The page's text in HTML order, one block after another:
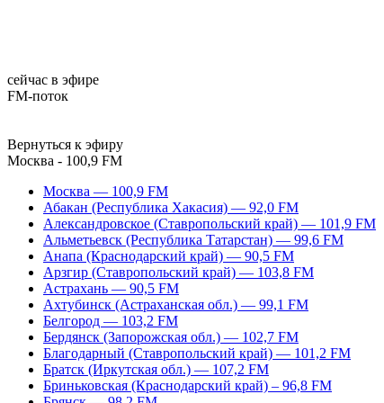
сейчас в эфире
FM-поток
Вернуться к эфиру
Москва - 100,9 FM
Москва — 100,9 FM
Абакан (Республика Хакасия) — 92,0 FM
Александровское (Ставропольский край) — 101,9 FM
Альметьевск (Республика Татарстан) — 99,6 FM
Анапа (Краснодарский край) — 90,5 FM
Арзгир (Ставропольский край) — 103,8 FM
Астрахань — 90,5 FM
Ахтубинск (Астраханская обл.) — 99,1 FM
Белгород — 103,2 FM
Бердянск (Запорожская обл.) — 102,7 FM
Благодарный (Ставропольский край) — 101,2 FM
Братск (Иркутская обл.) — 107,2 FM
Бриньковская (Краснодарский край) – 96,8 FM